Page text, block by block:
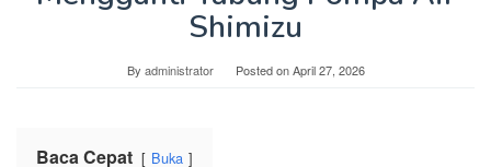
Shimizu
By administrator Posted onApril 27, 2026
Baca Cepat Buka